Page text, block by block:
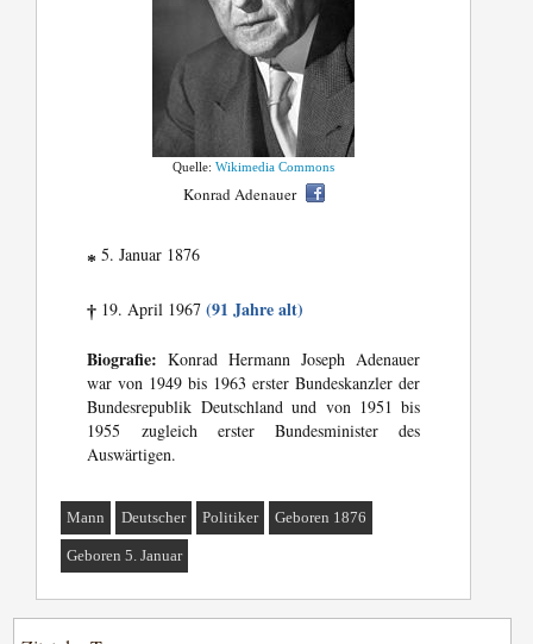
Quelle:Wikimedia Commons
Konrad Adenauer
* 5. Januar 1876
† 19. April 1967(91 Jahre alt)
Biografie: Konrad Hermann Joseph Adenauer
war von 1949 bis 1963 erster Bundeskanzler der
Bundesrepublik Deutschland und von 1951 bis
1955 zugleich erster Bundesminister des
Auswärtigen.
Mann Deutscher Politiker Geboren 1876
Geboren 5. Januar